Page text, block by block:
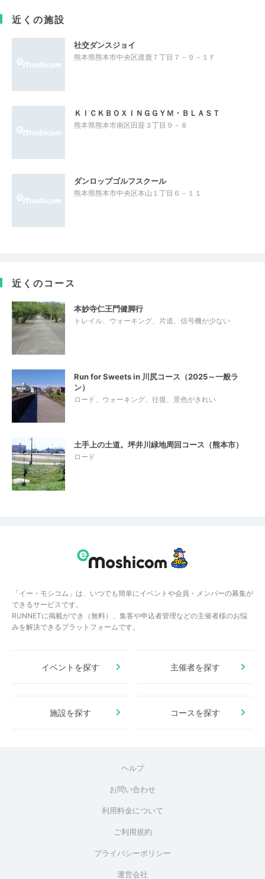
近くの施設
社交ダンスジョイ
熊本県熊本市中央区渡鹿７丁目７－９－１Ｆ
ＫＩＣＫＢＯＸＩＮＧＧＹＭ・ＢＬＡＳＴ
熊本県熊本市南区田迎３丁目９－８
ダンロップゴルフスクール
熊本県熊本市中央区本山１丁目６－１１
近くのコース
本妙寺仁王門健脚行
トレイル、ウォーキング、片道、信号機が少ない
Run for Sweets in 川尻コース（2025～一般ラ
ン）
ロード、ウォーキング、往復、景色がきれい
土手上の土道。坪井川緑地周回コース（熊本市）
ロード
「イー・モシコム」は、いつでも簡単にイベントや会員・メンバーの募集が
できるサービスです。
RUNNETに掲載ができ（無料）、集客や申込者管理などの主催者様のお悩
みを解決できるプラットフォームです。
イベントを探す 主催者を探す
施設を探す コースを探す
ヘルプ
お問い合わせ
利用料金について
ご利用規約
プライバシーポリシー
運営会社